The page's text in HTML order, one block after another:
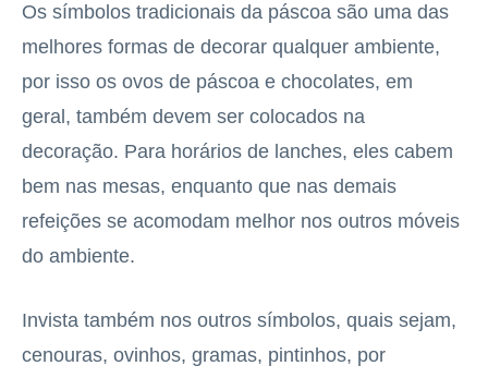
Os símbolos tradicionais da páscoa são uma das
melhores formas de decorar qualquer ambiente,
por isso os ovos de páscoa e chocolates, em
geral, também devem ser colocados na
decoração. Para horários de lanches, eles cabem
bem nas mesas, enquanto que nas demais
refeições se acomodam melhor nos outros móveis
do ambiente.
Invista também nos outros símbolos, quais sejam,
cenouras, ovinhos, gramas, pintinhos, por